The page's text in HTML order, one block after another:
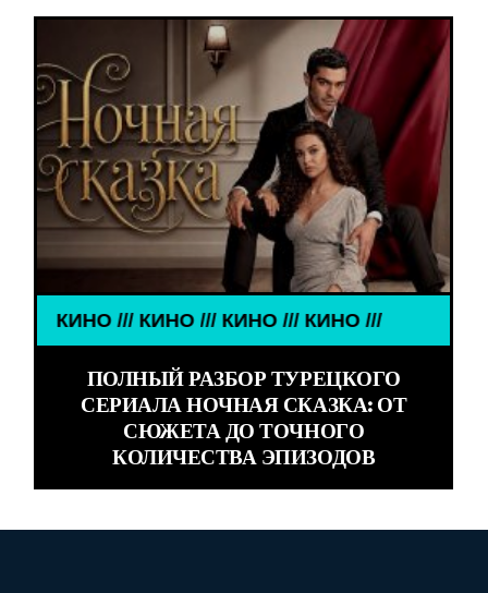
КИНО /// КИНО /// КИНО /// КИНО ///
ПОЛНЫЙ РАЗБОР ТУРЕЦКОГО
СЕРИАЛА НОЧНАЯ СКАЗКА: ОТ
СЮЖЕТА ДО ТОЧНОГО
КОЛИЧЕСТВА ЭПИЗОДОВ